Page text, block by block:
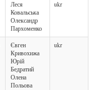
Леся
Ковальська
Олександр
Пархоменко
ukr
Євген
Кривохижа
Юрій
Бедратий
Олена
Польова
ukr